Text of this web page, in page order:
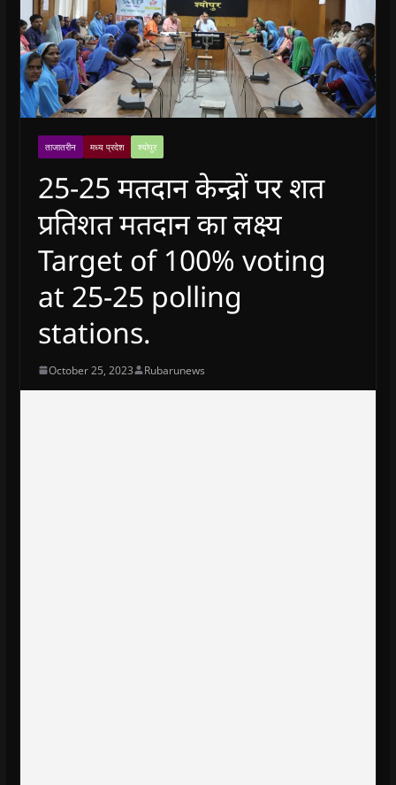
ताजातरीन मध्य प्रदेश श्योपुर
25-25 मतदान केन्द्रों पर शत
प्रतिशत मतदान का लक्ष्य
Target of 100% voting
at 25-25 polling
stations.
October 25, 2023 Rubarunews